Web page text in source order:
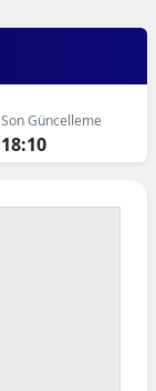
Son Güncelleme
18:10